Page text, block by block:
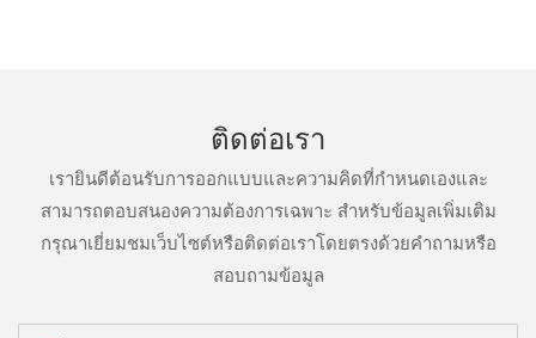
ติดต่อเรา
เรายินดีต้อนรับการออกแบบและความคิดที่กำหนดเองและ
สามารถตอบสนองความต้องการเฉพาะ สำหรับข้อมูลเพิ่มเติม
กรุณาเยี่ยมชมเว็บไซต์หรือติดต่อเราโดยตรงด้วยคำถามหรือ
สอบถามข้อมูล